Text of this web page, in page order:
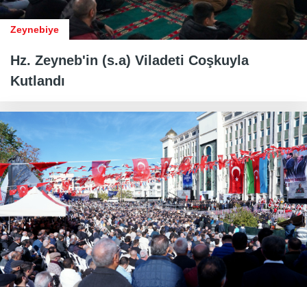
Zeynebiye
Hz. Zeyneb'in (s.a) Viladeti Coşkuyla
Kutlandı